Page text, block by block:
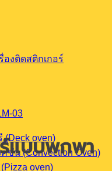
(Deck oven)
ชั่น (Convection Oven)
oven)
องติดสติกเกอร์
แบบพกพา